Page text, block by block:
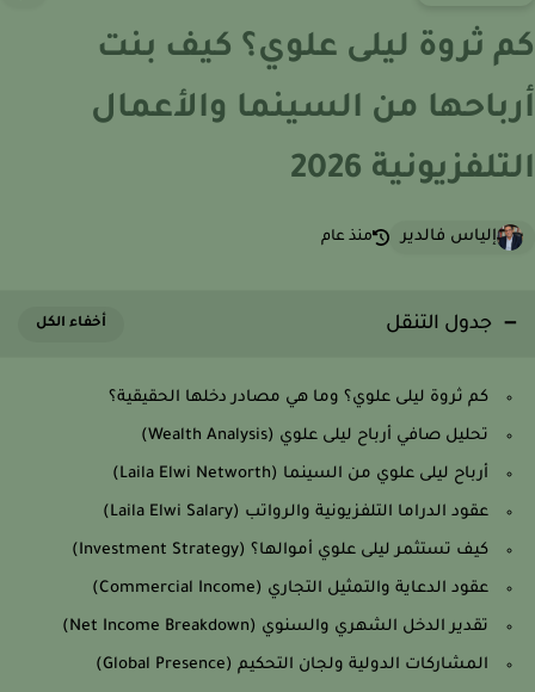
ثروة ليلى علوي؟ كيف بنت
من السينما والأعمال
2026
إلياس فالدير منذ عام
جدول التنقل
كم ثروة ليلى علوي؟ وما هي مصادر دخلها الحقيقية؟
تحليل صافي أرباح ليلى علوي (Wealth Analysis)
أرباح ليلى علوي من السينما (Laila Elwi Networth)
عقود الدراما التلفزيونية والرواتب (Laila Elwi Salary)
كيف تستثمر ليلى علوي أموالها؟ (Investment Strategy)
عقود الدعاية والتمثيل التجاري (Commercial Income)
تقدير الدخل الشهري والسنوي (Net Income Breakdown)
المشاركات الدولية ولجان التحكيم (Global Presence)